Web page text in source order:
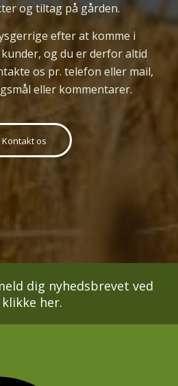
og tiltag på gården.
efter at komme i
og du er derfor altid
os pr. telefon eller mail,
eller kommentarer.
Kontakt os
dig nyhedsbrevet ved
her.